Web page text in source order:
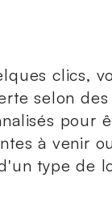
clics,
selon
pour
à venir
type de